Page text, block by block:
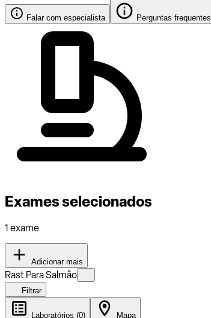
Falar com especialista Perguntas frequentes
Exames selecionados
1 exame
Adicionar mais
Rast Para Salmão
Filtrar
Laboratórios (0) Mapa